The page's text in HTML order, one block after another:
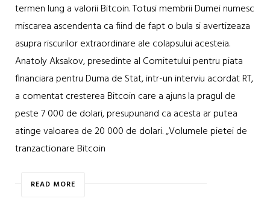
termen lung a valorii Bitcoin. Totusi membrii Dumei numesc
miscarea ascendenta ca fiind de fapt o bula si avertizeaza
asupra riscurilor extraordinare ale colapsului acesteia.
Anatoly Aksakov, presedinte al Comitetului pentru piata
financiara pentru Duma de Stat, intr-un interviu acordat RT,
a comentat cresterea Bitcoin care a ajuns la pragul de
peste 7 000 de dolari, presupunand ca acesta ar putea
atinge valoarea de 20 000 de dolari. „Volumele pietei de
tranzactionare Bitcoin
READ MORE